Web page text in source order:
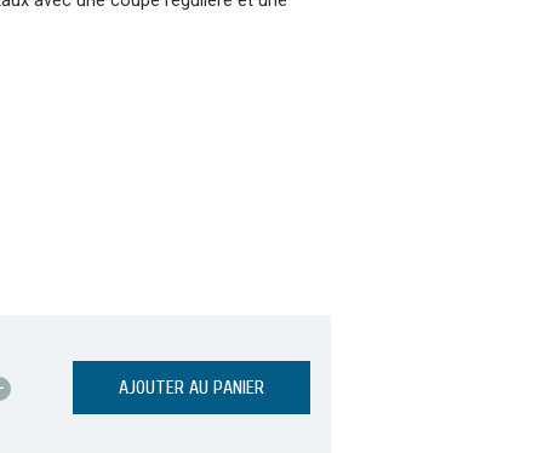
AJOUTER AU PANIER